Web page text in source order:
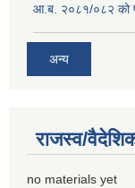
आ.ब. २०८१/०८२ को
अन्य
राजस्व/
no materials yet